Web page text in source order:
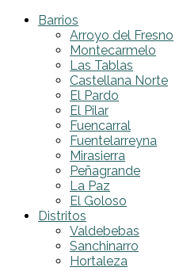
Barrios
Arroyo del Fresno
Montecarmelo
Las Tablas
Castellana Norte
El Pardo
El Pilar
Fuencarral
Fuentelarreyna
Mirasierra
Peñagrande
La Paz
El Goloso
Distritos
Valdebebas
Sanchinarro
Hortaleza